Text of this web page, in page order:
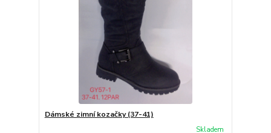
Dámské zimní kozačky (37-41)
Skladem